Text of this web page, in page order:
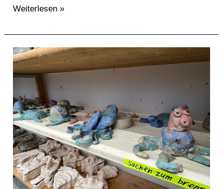
Weiterlesen »
Die
TecAdemy
unterwegs!